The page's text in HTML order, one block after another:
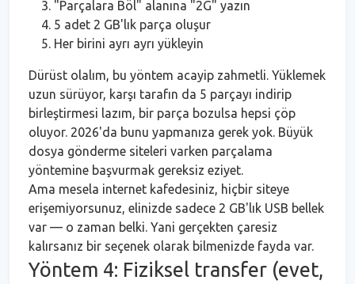
"Parçalara Böl" alanına "2G" yazın
5 adet 2 GB'lık parça oluşur
Her birini ayrı ayrı yükleyin
Dürüst olalım, bu yöntem acayip zahmetli. Yüklemek
uzun sürüyor, karşı tarafın da 5 parçayı indirip
birleştirmesi lazım, bir parça bozulsa hepsi çöp
oluyor. 2026'da bunu yapmanıza gerek yok. Büyük
dosya gönderme siteleri varken parçalama
yöntemine başvurmak gereksiz eziyet.
Ama mesela internet kafedesiniz, hiçbir siteye
erişemiyorsunuz, elinizde sadece 2 GB'lık USB bellek
var — o zaman belki. Yani gerçekten çaresiz
kalırsanız bir seçenek olarak bilmenizde fayda var.
Yöntem 4: Fiziksel transfer (evet,